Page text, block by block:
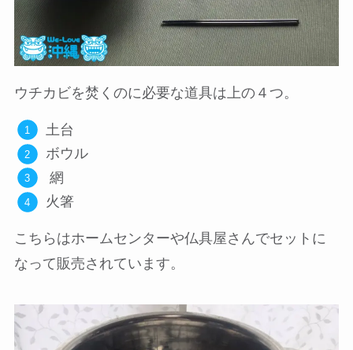
ウチカビを焚くのに必要な道具は上の４つ。
土台
ボウル
網
火箸
こちらはホームセンターや仏具屋さんでセットに
なって販売されています。